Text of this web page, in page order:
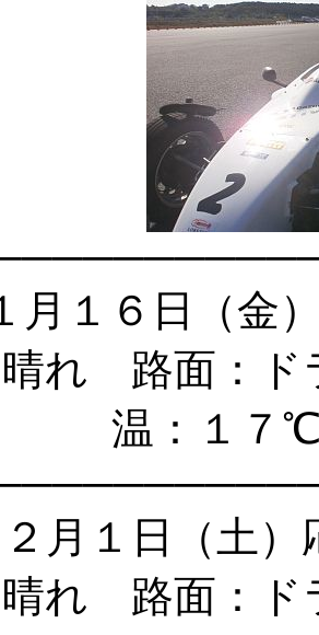
１６日（金
晴れ 路面：
温：１７
月１日（土）
晴れ 路面：